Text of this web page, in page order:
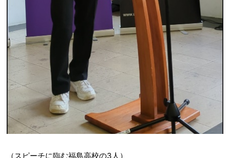
（スピーチに臨む福島高校の3人）